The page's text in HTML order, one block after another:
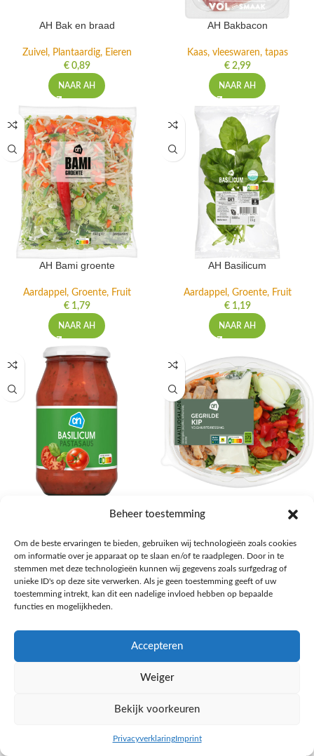
Beheer toestemming
Om de beste ervaringen te bieden, gebruiken wij technologieën zoals cookies
om informatie over je apparaat op te slaan en/of te raadplegen. Door in te
stemmen met deze technologieën kunnen wij gegevens zoals surfgedrag of
unieke ID's op deze site verwerken. Als je geen toestemming geeft of uw
toestemming intrekt, kan dit een nadelige invloed hebben op bepaalde
functies en mogelijkheden.
Accepteren
Weiger
Bekijk voorkeuren
PrivacyverklaringImprint
AH Bak en braad
Zuivel, Plantaardig, Eieren
€0,89
NAAR AH
AH Bakbacon
Kaas, vleeswaren, tapas
€2,99
NAAR AH
AH Bami groente
Aardappel, Groente, Fruit
€1,79
NAAR AH
AH Basilicum
Aardappel, Groente, Fruit
€1,19
NAAR AH
€1,59
NAAR AH
Salades,Pizza, Maaltijden
€3,39
NAAR AH